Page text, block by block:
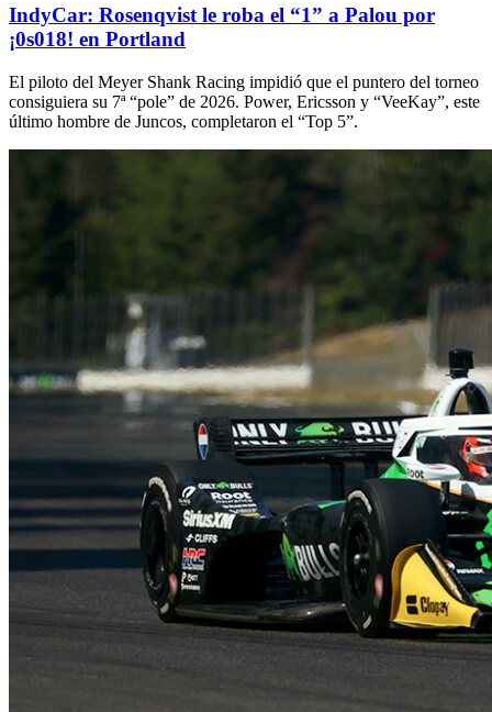
IndyCar: Rosenqvist le roba el “1” a Palou por
¡0s018! en Portland
El piloto del Meyer Shank Racing impidió que el puntero del torneo
consiguiera su 7ª “pole” de 2026. Power, Ericsson y “VeeKay”, este
último hombre de Juncos, completaron el “Top 5”.